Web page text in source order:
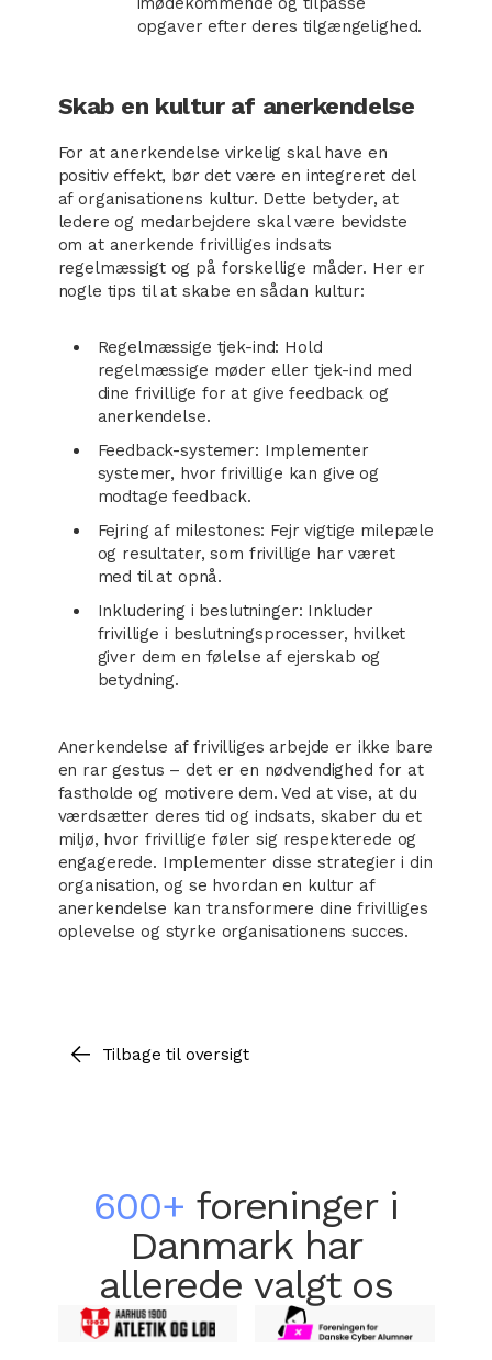
opgaver efter deres tilgængelighed.
Skab en kultur af anerkendelse
For at anerkendelse virkelig skal have en
positiv effekt, bør det være en integreret del
af organisationens kultur. Dette betyder, at
ledere og medarbejdere skal være bevidste
om at anerkende frivilliges indsats
regelmæssigt og på forskellige måder. Her er
nogle tips til at skabe en sådan kultur:
Regelmæssige tjek-ind: Hold
regelmæssige møder eller tjek-ind med
dine frivillige for at give feedback og
anerkendelse.
Feedback-systemer: Implementer
systemer, hvor frivillige kan give og
modtage feedback.
Fejring af milestones: Fejr vigtige milepæle
og resultater, som frivillige har været
med til at opnå.
Inkludering i beslutninger: Inkluder
frivillige i beslutningsprocesser, hvilket
giver dem en følelse af ejerskab og
betydning.
Anerkendelse af frivilliges arbejde er ikke bare
en rar gestus – det er en nødvendighed for at
fastholde og motivere dem. Ved at vise, at du
værdsætter deres tid og indsats, skaber du et
miljø, hvor frivillige føler sig respekterede og
engagerede. Implementer disse strategier i din
organisation, og se hvordan en kultur af
anerkendelse kan transformere dine frivilliges
oplevelse og styrke organisationens succes.
Tilbage til oversigt
600+ foreninger i
Danmark har
allerede valgt os